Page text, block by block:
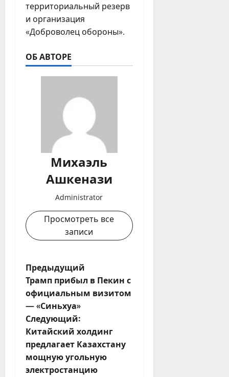
территориальный резерв
и организация
«Доброволец обороны».
ОБ АВТОРЕ
Михаэль
Ашкенази
Administrator
Просмотреть все
записи
Н
а
в
и
г
Предыдущий
Трамп прибыл в Пекин с
официальным визитом
— «Синьхуа»
Следующий:
Китайский холдинг
предлагает Казахстану
мощную угольную
электростанцию